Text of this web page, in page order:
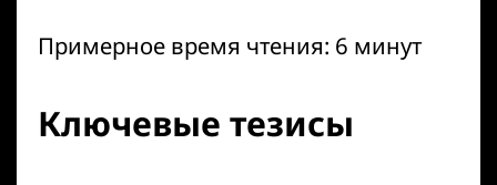
Примерное время чтения: 6 минут
Ключевые тезисы